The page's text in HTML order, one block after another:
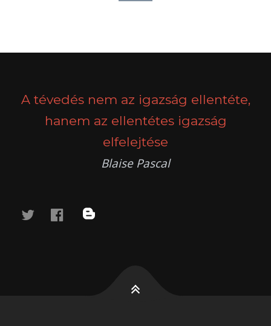
A tévedés nem az igazság ellentéte,
hanem az ellentétes igazság
elfelejtése
Blaise Pascal
twitterfacebook
blog